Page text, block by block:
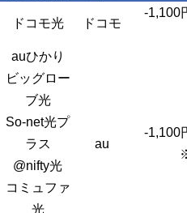
ドコモ光 ドコモ
-1,100
auひかり
ビッグロー
ブ光
So-net光プ
ラス
@nifty光
コミュファ
光
au
-1,100